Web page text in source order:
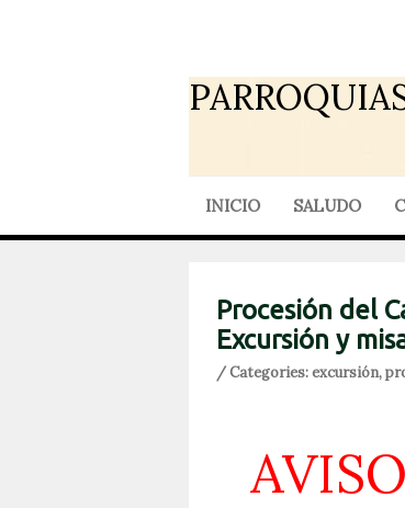
INICIO SALUDO
Procesión del
Excursión y
/ Categories:excursión,